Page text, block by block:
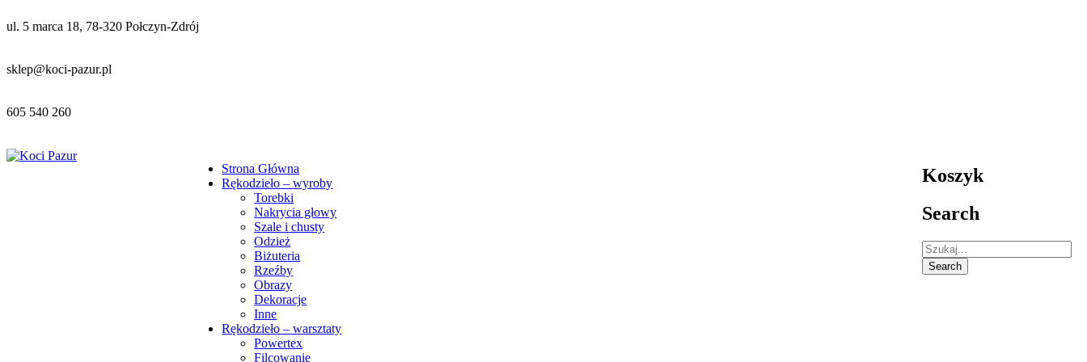
ul. 5 marca 18, 78-320 Połczyn-Zdrój
sklep@koci-pazur.pl
605 540 260
Strona Główna
Rękodzieło – wyroby
Torebki
Nakrycia głowy
Szale i chusty
Odzież
Biżuteria
Rzeźby
Obrazy
Dekoracje
Inne
Rękodzieło – warsztaty
Powertex
Filcowanie
Koszyk
Search
Search